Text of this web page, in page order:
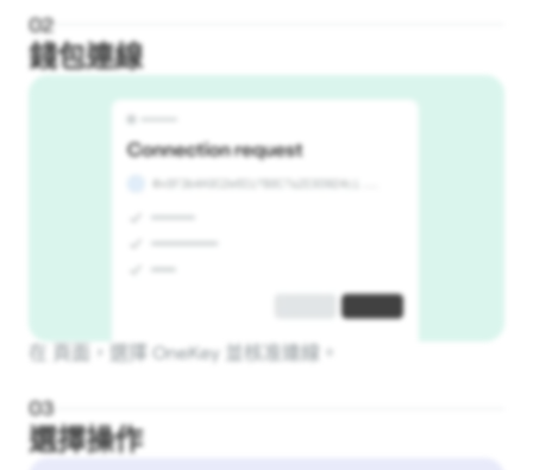
02
錢包連線
在 頁面，選擇 OneKey 並核准連線。
03
選擇操作